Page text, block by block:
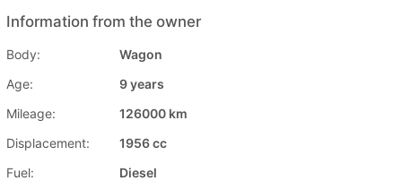
Information from the owner
Body:
Wagon
Age:
9 years
Mileage:
126000 km
Displacement:
1956 cc
Fuel:
Diesel